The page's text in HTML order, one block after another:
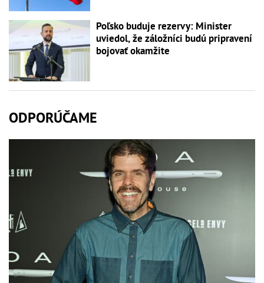
Poľsko buduje rezervy: Minister
uviedol, že záložníci budú pripravení
bojovať okamžite
ODPORÚČAME